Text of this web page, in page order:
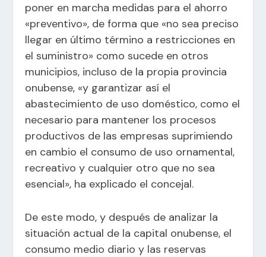
poner en marcha medidas para el ahorro
«preventivo», de forma que «no sea preciso
llegar en último término a restricciones en
el suministro» como sucede en otros
municipios, incluso de la propia provincia
onubense, «y garantizar así el
abastecimiento de uso doméstico, como el
necesario para mantener los procesos
productivos de las empresas suprimiendo
en cambio el consumo de uso ornamental,
recreativo y cualquier otro que no sea
esencial», ha explicado el concejal.
De este modo, y después de analizar la
situación actual de la capital onubense, el
consumo medio diario y las reservas